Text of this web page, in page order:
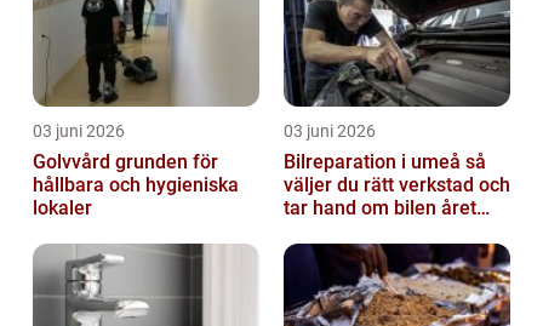
03 juni 2026
Golvvård grunden för
hållbara och hygieniska
lokaler
03 juni 2026
Bilreparation i umeå så
väljer du rätt verkstad och
tar hand om bilen året